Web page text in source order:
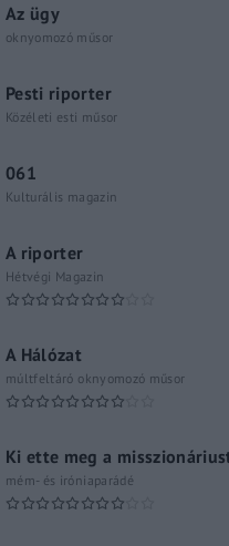
Az ügy
oknyomozó műsor
Pesti riporter
Közéleti esti műsor
061
Kulturális magazin
A riporter
Hétvégi Magazin
A Hálózat
múltfeltáró oknyomozó műsor
Ki ette meg a
mém- és iróniaparádé